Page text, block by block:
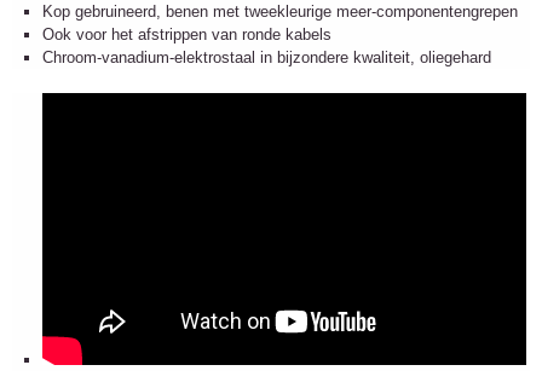
Kop gebruineerd, benen met tweekleurige meer-componentengrepen
Ook voor het afstrippen van ronde kabels
Chroom-vanadium-elektrostaal in bijzondere kwaliteit, oliegehard